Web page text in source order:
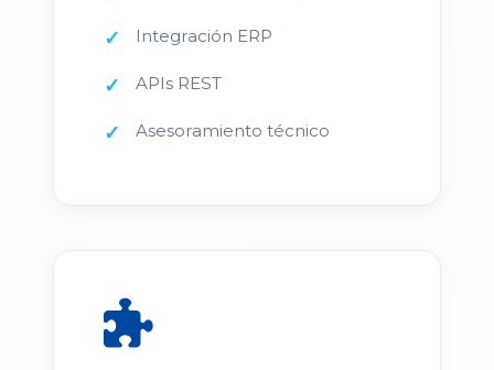
Integración ERP
APIs REST
Asesoramiento técnico